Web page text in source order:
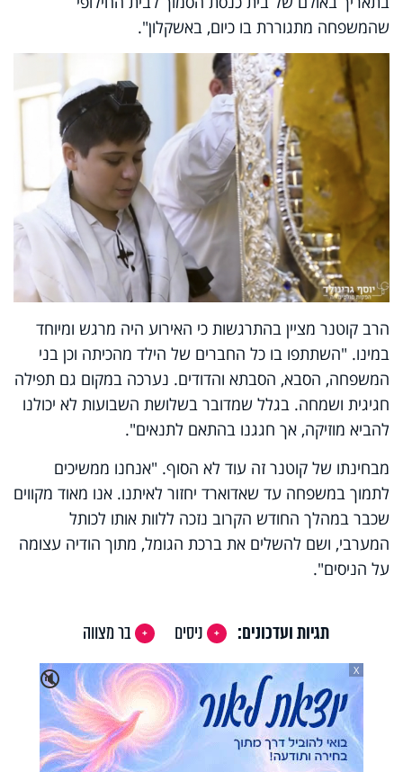
שהמשפחה מתגוררת בו כיום, באשקלון".
הרב קוטנר מציין בהתרגשות כי האירוע היה מרגש ומיוחד
במינו. "השתתפו בו כל החברים של הילד מהכיתה וכן בני
המשפחה, הסבא, הסבתא והדודים. נערכה במקום גם תפילה
חגיגית ושמחה. בגלל שמדובר בשלושת השבועות לא יכולנו
להביא מוזיקה, אך חגגנו בהתאם לתנאים".
מבחינתו של קוטנר זה עוד לא הסוף. "אנחנו ממשיכים
לתמוך במשפחה עד שאדוארד יחזור לאיתנו. אנו מאוד מקווים
שכבר במהלך החודש הקרוב נזכה ללוות אותו לכותל
המערבי, ושם להשלים את ברכת הגומל, מתוך הודיה עצומה
על הניסים".
תגיות ועדכונים: ניסים
בר מצווה
🔇
X